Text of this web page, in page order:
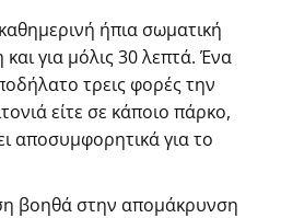
ήπια σωματική
για μόλις 30 λεπτά. Ένα
τρεις φορές την
είτε σε κάποιο πάρκο,
αποσυμφορητικά για το
βοηθά στην απομάκρυνση